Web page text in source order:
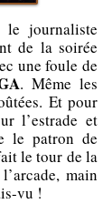
journaliste
de la soirée
une foule de
. Même les
Et pour
l’estrade et
le patron de
le tour de la
main
vu !